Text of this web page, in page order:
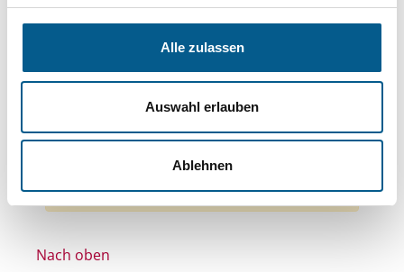
Alle zulassen
Auswahl erlauben
Ablehnen
Themen: Bildung und Erziehung
Themen: Wohlfahrtswesen
Themen: Wissenschaft und Forschung
Themen: Kunst & Kultur
Themen: Denkmalschutz
Alle Filter entfernen
Nach oben